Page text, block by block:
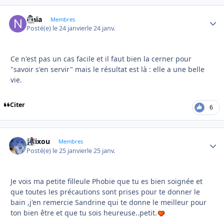
Naïa Membres
Posté(e) le 24 janvierle 24 janv.
Ce n'est pas un cas facile et il faut bien la cerner pour
"savoir s'en servir" mais le résultat est là : elle a une belle
vie.
Citer 6
felixou Membres
Posté(e) le 25 janvierle 25 janv.
Je vois ma petite filleule Phobie que tu es bien soignée et
que toutes les précautions sont prises pour te donner le
bain ,j'en remercie Sandrine qui te donne le meilleur pour
ton bien être et que tu sois heureuse..petit.